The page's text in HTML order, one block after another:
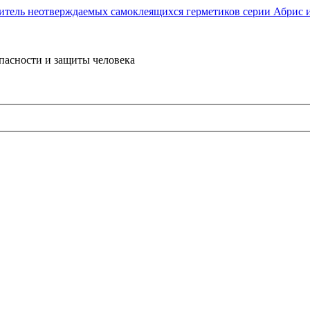
и защиты человека